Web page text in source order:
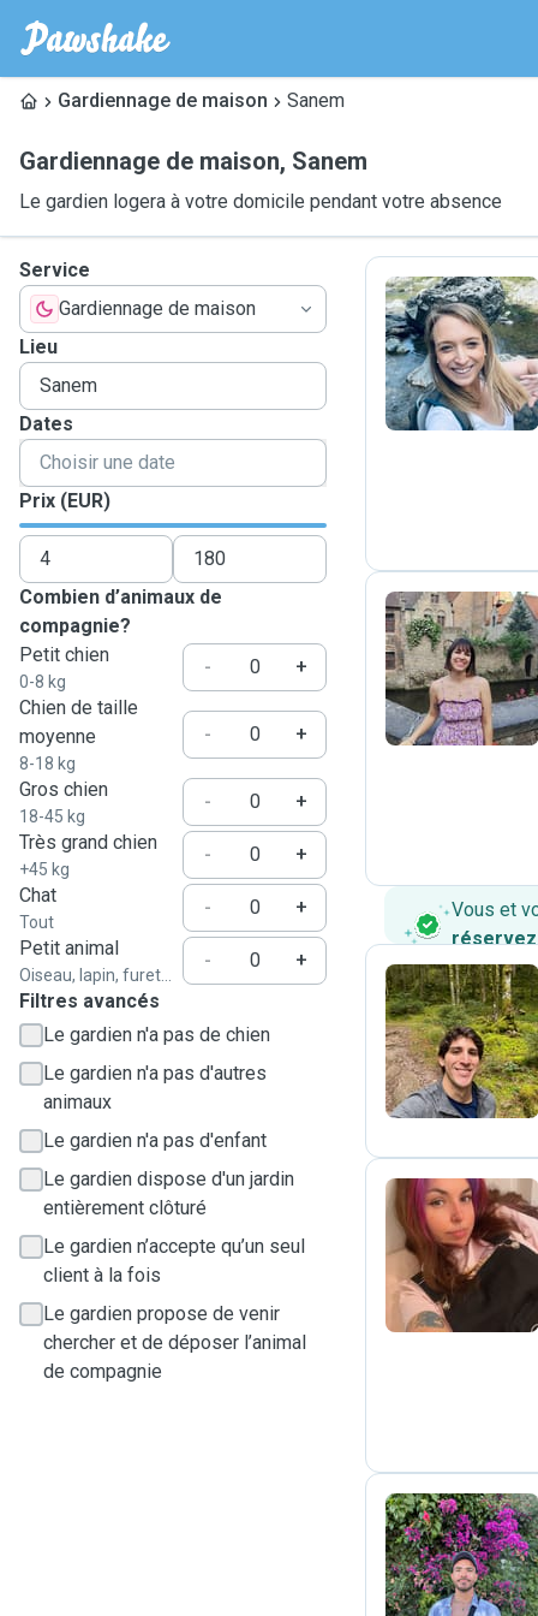
Gardiennage de maison Sanem
Gardiennage de maison, Sanem
Le gardien logera à votre domicile pendant votre absence
Service
Gardiennage de maison
Lieu
Dates
Prix (EUR)
Combien d’animaux de
compagnie?
Petit chien
0-8 kg
-
+
Chien de taille
moyenne
8-18 kg
- +
Gros chien
18-45 kg
-
+
Très grand chien
+45 kg
-
+
Chat
Tout
-
+
Petit animal
Oiseau, lapin, furet...
-
+
Filtres avancés
Le gardien n'a pas de chien
Le gardien n'a pas d'autres
animaux
Le gardien n'a pas d'enfant
Le gardien dispose d'un jardin
entièrement clôturé
Le gardien n’accepte qu’un seul
client à la fois
Le gardien propose de venir
chercher et de déposer l’animal
de compagnie
S
P
Vous et
réservez
R
C
A